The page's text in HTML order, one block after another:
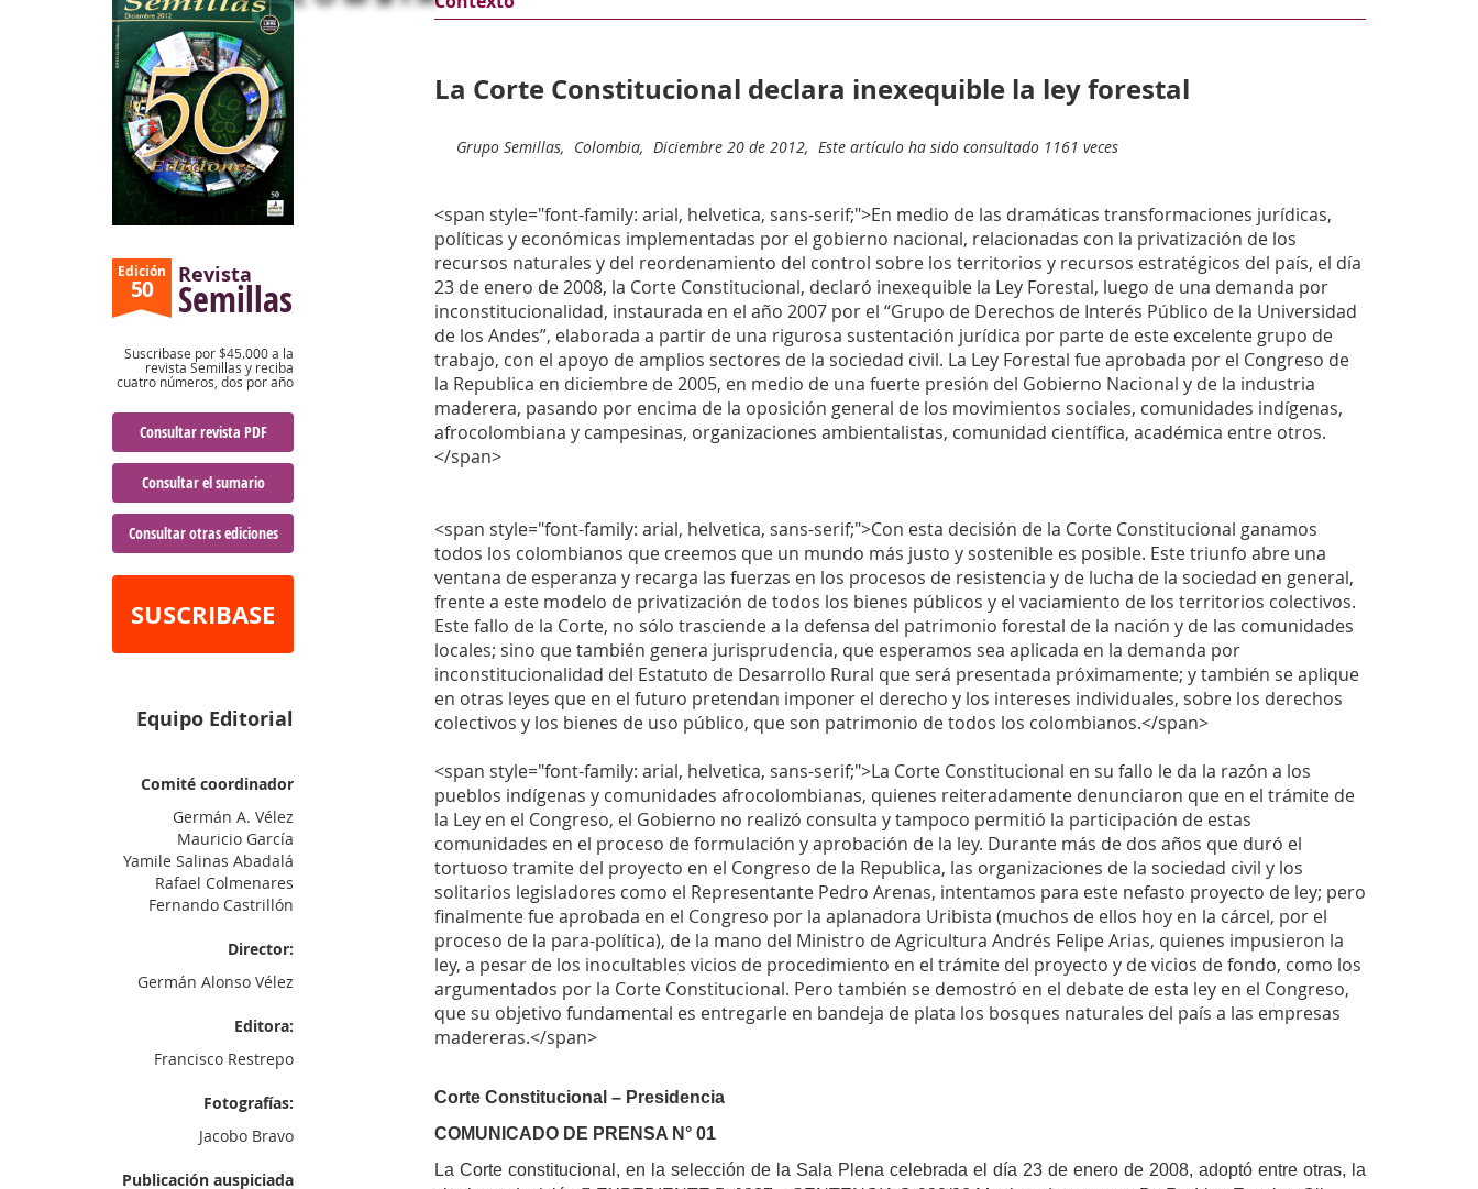
Edición
50
Revista
Semillas
Suscribase por $45.000 a la
revista Semillas y reciba
cuatro números, dos por año
Consultar revista PDF
Consultar el sumario
Consultar otras ediciones
SUSCRIBASE
Equipo Editorial
Comité coordinador
Germán A. Vélez
Mauricio García
Yamile Salinas Abadalá
Rafael Colmenares
Fernando Castrillón
Director:
Germán Alonso Vélez
Editora:
Francisco Restrepo
Fotografías:
Jacobo Bravo
Publicación auspiciada
La Corte Constitucional declara inexequible la ley forestal
Grupo Semillas, Colombia, Diciembre 20 de 2012, Este artículo ha sido consultado 1161 veces
<span style="font-family: arial, helvetica, sans-serif;">En medio de las dramáticas transformaciones jurídicas,
políticas y económicas implementadas por el gobierno nacional, relacionadas con la privatización de los
recursos naturales y del reordenamiento del control sobre los territorios y recursos estratégicos del país, el día
23 de enero de 2008, la Corte Constitucional, declaró inexequible la Ley Forestal, luego de una demanda por
inconstitucionalidad, instaurada en el año 2007 por el “Grupo de Derechos de Interés Público de la Universidad
de los Andes”, elaborada a partir de una rigurosa sustentación jurídica por parte de este excelente grupo de
trabajo, con el apoyo de amplios sectores de la sociedad civil. La Ley Forestal fue aprobada por el Congreso de
la Republica en diciembre de 2005, en medio de una fuerte presión del Gobierno Nacional y de la industria
maderera, pasando por encima de la oposición general de los movimientos sociales, comunidades indígenas,
afrocolombiana y campesinas, organizaciones ambientalistas, comunidad científica, académica entre otros.
</span>
<span style="font-family: arial, helvetica, sans-serif;">Con esta decisión de la Corte Constitucional ganamos
todos los colombianos que creemos que un mundo más justo y sostenible es posible. Este triunfo abre una
ventana de esperanza y recarga las fuerzas en los procesos de resistencia y de lucha de la sociedad en general,
frente a este modelo de privatización de todos los bienes públicos y el vaciamiento de los territorios colectivos.
Este fallo de la Corte, no sólo trasciende a la defensa del patrimonio forestal de la nación y de las comunidades
locales; sino que también genera jurisprudencia, que esperamos sea aplicada en la demanda por
inconstitucionalidad del Estatuto de Desarrollo Rural que será presentada próximamente; y también se aplique
en otras leyes que en el futuro pretendan imponer el derecho y los intereses individuales, sobre los derechos
colectivos y los bienes de uso público, que son patrimonio de todos los colombianos.</span>
<span style="font-family: arial, helvetica, sans-serif;">La Corte Constitucional en su fallo le da la razón a los
pueblos indígenas y comunidades afrocolombianas, quienes reiteradamente denunciaron que en el trámite de
la Ley en el Congreso, el Gobierno no realizó consulta y tampoco permitió la participación de estas
comunidades en el proceso de formulación y aprobación de la ley. Durante más de dos años que duró el
tortuoso tramite del proyecto en el Congreso de la Republica, las organizaciones de la sociedad civil y los
solitarios legisladores como el Representante Pedro Arenas, intentamos para este nefasto proyecto de ley; pero
finalmente fue aprobada en el Congreso por la aplanadora Uribista (muchos de ellos hoy en la cárcel, por el
proceso de la para-política), de la mano del Ministro de Agricultura Andrés Felipe Arias, quienes impusieron la
ley, a pesar de los inocultables vicios de procedimiento en el trámite del proyecto y de vicios de fondo, como los
argumentados por la Corte Constitucional. Pero también se demostró en el debate de esta ley en el Congreso,
que su objetivo fundamental es entregarle en bandeja de plata los bosques naturales del país a las empresas
madereras.</span>
Corte Constitucional – Presidencia
COMUNICADO DE PRENSA N° 01
La Corte constitucional, en la selección de la Sala Plena celebrada el día 23 de enero de 2008, adoptó entre otras, la